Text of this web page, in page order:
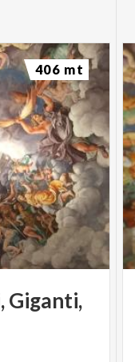
Giganti,
406 mt